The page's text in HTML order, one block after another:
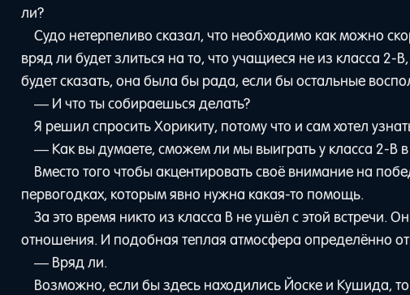
ли?
Судо нетерпеливо сказал, что необходимо как можно
вряд ли будет злиться на то, что учащиеся не из класса 2-
будет сказать, она была бы рада, если бы остальные
— И что ты собираешься делать?
Я решил спросить Хорикиту, потому что и сам хотел
— Как вы думаете, сможем ли мы выиграть у класса 2-B
Вместо того чтобы акцентировать своё внимание на
первогодках, которым явно нужна какая-то помощь.
За это время никто из класса B не ушёл с этой
отношения. И подобная теплая атмосфера определённо
— Вряд ли.
Возможно, если бы здесь находились Йоске и Кушида,